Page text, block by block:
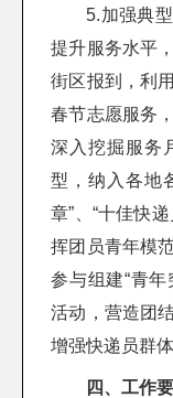
5.加强典
提升服务水平
街区报到，利
春节志愿服务
深入挖掘服务
型，纳入各地
章”、“十佳快
挥团员青年模
参与组建“青年
活动，营造团
增强快递员群
四、工作